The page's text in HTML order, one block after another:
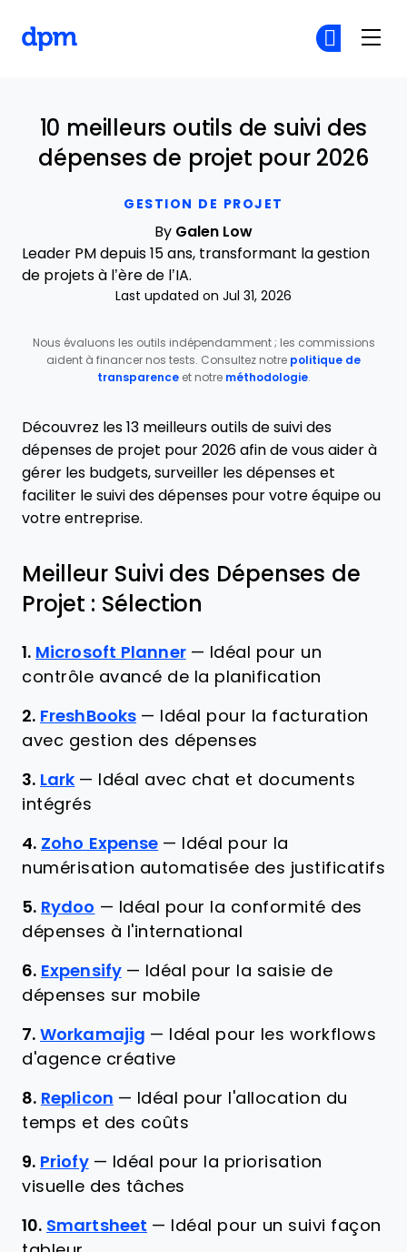
GESTION DE PROJET
10 meilleurs outils de suivi des
dépenses de projet pour 2026
By Galen Low
Leader PM depuis 15 ans, transformant la gestion
de projets à l’ère de l’IA.
Last updated on Jul 31, 2026
Nous évaluons les outils indépendamment ; les commissions
aident à financer nos tests. Consultez notre politique de
transparenceet notre méthodologie.
Découvrez les 13 meilleurs outils de suivi des
dépenses de projet pour 2026 afin de vous aider à
gérer les budgets, surveiller les dépenses et
faciliter le suivi des dépenses pour votre équipe ou
votre entreprise.
Meilleur Suivi des Dépenses de
Projet : Sélection
1. Microsoft Planner — Idéal pour un
contrôle avancé de la planification
2. FreshBooks —
Idéal pour la facturation
avec gestion des dépenses
3. Lark —
Idéal avec chat et documents
intégrés
4. Zoho Expense —
Idéal pour la
numérisation automatisée des justificatifs
5. Rydoo — Idéal pour la conformité des
dépenses à l'international
6. Expensify — Idéal pour la saisie de
dépenses sur mobile
7. Workamajig —
Idéal pour les workflows
d'agence créative
8. Replicon — Idéal pour l'allocation du
temps et des coûts
9. Priofy — Idéal pour la priorisation
visuelle des tâches
10. Smartsheet —
Idéal pour un suivi façon